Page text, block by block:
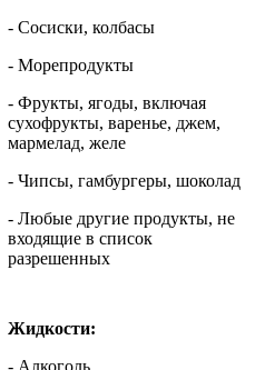
- Сосиски, колбасы
- Морепродукты
- Фрукты, ягоды, включая
сухофрукты, варенье, джем,
мармелад, желе
- Чипсы, гамбургеры, шоколад
- Любые другие продукты, не
входящие в список
разрешенных
Жидкости:
- Алкоголь